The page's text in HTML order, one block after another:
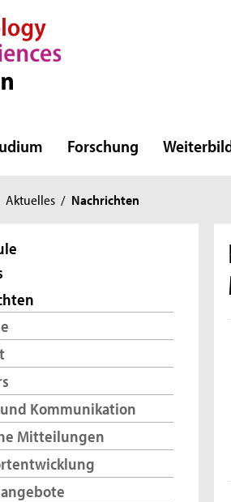
Forschung
Aktuelles / Nachrichten
und Kommunikation
Mitteilungen